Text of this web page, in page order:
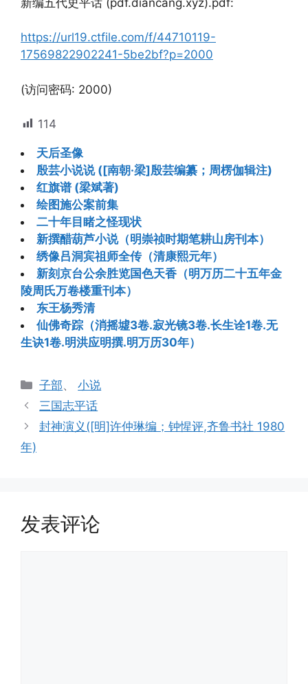
https://url19.ctfile.com/f/44710119-
17569822902241-5be2bf?p=2000
(访问密码: 2000)
114
天后圣像
殷芸小说说 ([南朝·梁]殷芸编纂；周楞伽辑注)
红旗谱 (梁斌著)
绘图施公案前集
二十年目睹之怪现状
新撰醋葫芦小说（明崇祯时期笔耕山房刊本）
绣像吕洞宾祖师全传（清康熙元年）
新刻京台公余胜览国色天香（明万历二十五年金
陵周氏万卷楼重刊本）
东王杨秀清
仙佛奇踪（消摇墟3卷.寂光镜3卷.长生诠1卷.无
生诀1卷.明洪应明撰.明万历30年）
分
类
子部、小说
三国志平话
封神演义([明]许仲琳编；钟惺评,齐鲁书社 1980
年)
发表评论